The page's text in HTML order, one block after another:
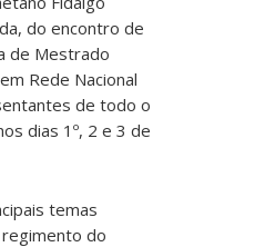
do encontro de
de Mestrado
Rede Nacional
de todo o
dias 1º, 2 e 3 de
temas
do